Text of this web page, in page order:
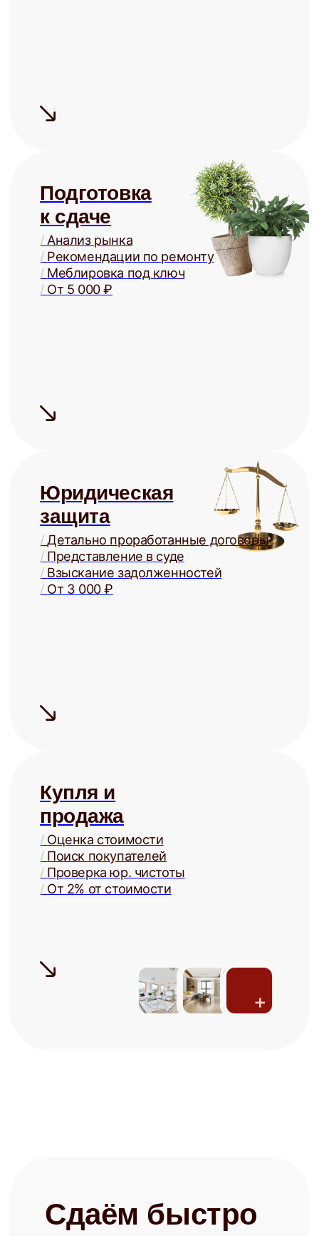
Купля и
продажа
Оценка стоимости
Поиск покупателей
Проверка юр. чистоты
От 2% от стоимости
Средний
срок поиска
арендатора
— 5 дней
Сдаём быстро
Проверка арендаторов
Узнать ценность Вашей квартиры
Сдаём надёжно
На 15-20% дороже, чем могли бы
сдать Вы, за счёт правильной
консультацию и узнайте о
возможностях управления